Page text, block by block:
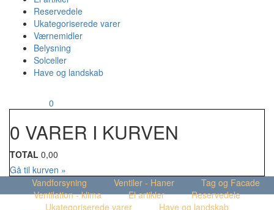
Reservedele
Ukategoriserede varer
Værnemidler
Belysning
Solceller
Have og landskab
0
0 VARER I KURVEN
TOTAL 0,00
Gå til kurven »
Vandforsyning
Ventiler - Haner
Tag og Facade
Ventilation - klima
El artikler
Reservedele
Ukategoriserede varer
Have og landskab